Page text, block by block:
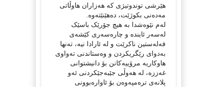
هێرشی توندوتیژی کە هەزاران هاوڵاتی
مەدەنی بکوژێت، دەهێنێتەوە.
لەم نێوەشدا بە هیچ جۆرێک باسێک
لەسەر ئایندە و چارەسەری کێشەی
فەلەستین ناکرێت و لە ئارادا نیە، تەنها
بەدوای رێگریکردن و وەستاندنی تەواوی
هاوکاریە مرۆییەکانن بۆ دانیشتوانی
غەززە، لە هەوڵی جێبەجێکردنی ئەو
پلانەی ترەمپەوەن بۆ ئاوارەبوونی